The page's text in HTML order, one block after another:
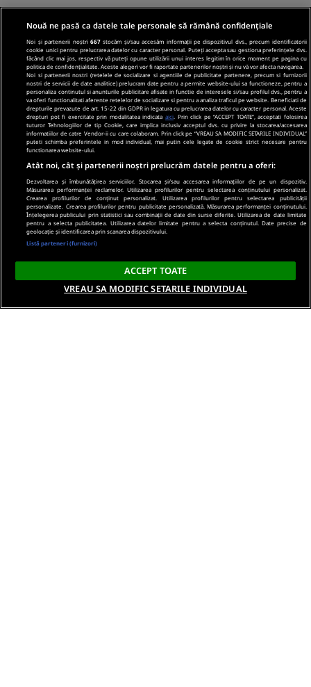
Nouă ne pasă ca datele tale personale să rămână confidențiale
Noi și partenerii noștri667 stocăm și/sau accesăm informații pe dispozitivul dvs., precum identificatorii
cookie unici pentru prelucrarea datelor cu caracter personal. Puteți accepta sau gestiona preferințele dvs.
făcând clic mai jos, respectiv vă puteți opune utilizării unui interes legitim în orice moment pe pagina cu
politica de confidențialitate. Aceste alegeri vor fi raportate partenerilor noștri și nu vă vor afecta navigarea.
Noi si partenerii nostri (retelele de socializare si agentiile de publicitate partenere, precum si furnizorii
nostri de servicii de date analitice) prelucram date pentru a permite website-ului sa functioneze, pentru a
personaliza continutul si anunturile publicitare afisate in functie de interesele si/sau profilul dvs., pentru a
va oferi functionalitati aferente retelelor de socializare si pentru a analiza traficul pe website. Beneficiati de
drepturile prevazute de art. 15-22 din GDPR in legatura cu prelucrarea datelor cu caracter personal. Aceste
drepturi pot fi exercitate prin modalitatea indicata aici . Prin click pe “ACCEPT TOATE”, acceptati folosirea
tuturor Tehnologiilor de tip Cookie, care implica inclusiv acceptul dvs. cu privire la stocarea/accesarea
informatiilor de catre Vendor-ii cu care colaboram. Prin click pe “VREAU SA MODIFIC SETARILE INDIVIDUAL”
puteti schimba preferintele in mod individual, mai putin cele legate de cookie strict necesare pentru
functionarea website-ului.
Atât noi, cât și partenerii noștri prelucrăm datele pentru a oferi:
Dezvoltarea și îmbunătățirea serviciilor. Stocarea și/sau accesarea informațiilor de pe un dispozitiv.
Măsurarea performanței reclamelor. Utilizarea profilurilor pentru selectarea conținutului personalizat.
Crearea profilurilor de conținut personalizat. Utilizarea profilurilor pentru selectarea publicității
personalizate. Crearea profilurilor pentru publicitate personalizată. Măsurarea performanței conținutului.
Înțelegerea publicului prin statistici sau combinații de date din surse diferite. Utilizarea de date limitate
pentru a selecta publicitatea. Utilizarea datelor limitate pentru a selecta conținutul. Date precise de
geolocație și identificarea prin scanarea dispozitivului.
Listă parteneri (furnizori)
ACCEPT TOATE
VREAU SA MODIFIC SETARILE INDIVIDUAL